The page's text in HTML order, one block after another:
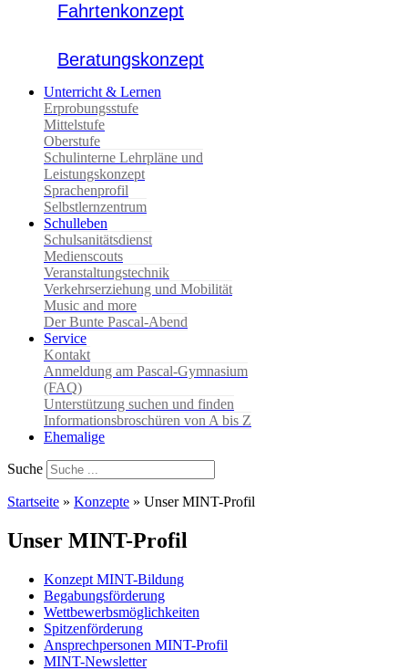
Fahrtenkonzept
Beratungskonzept
Unterricht & Lernen
Erprobungsstufe
Mittelstufe
Oberstufe
Schulinterne Lehrpläne und
Leistungskonzept
Sprachenprofil
Selbstlernzentrum
Schulleben
Schulsanitätsdienst
Medienscouts
Veranstaltungstechnik
Verkehrserziehung und Mobilität
Music and more
Der Bunte Pascal-Abend
Service
Kontakt
Anmeldung am Pascal-Gymnasium
(FAQ)
Unterstützung suchen und finden
Informationsbroschüren von A bis Z
Ehemalige
Suche
Startseite » Konzepte » Unser MINT-Profil
Unser MINT-Profil
Konzept MINT-Bildung
Begabungsförderung
Wettbewerbsmöglichkeiten
Spitzenförderung
Ansprechpersonen MINT-Profil
MINT-Newsletter